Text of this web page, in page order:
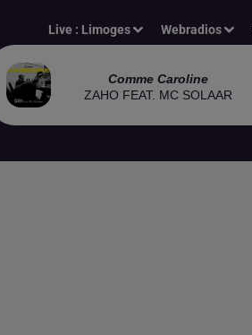
Live : Limoges Webradios
Comme Caroline
ZAHO FEAT. MC SOLAAR